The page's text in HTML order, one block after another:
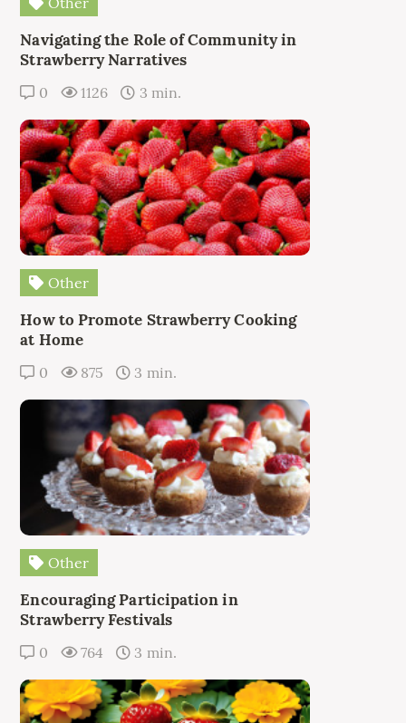
Navigating the Role of Community in
Strawberry Narratives
0 1126 3 min.
Other
How to Promote Strawberry Cooking
at Home
0 875 3 min.
Other
Encouraging Participation in
Strawberry Festivals
0 764 3 min.